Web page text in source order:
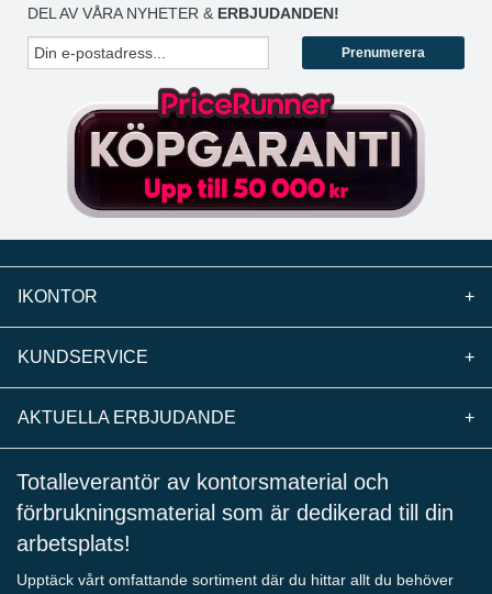
DEL AV VÅRA NYHETER & ERBJUDANDEN!
Prenumerera
IKONTOR +
KUNDSERVICE +
AKTUELLA ERBJUDANDE +
Totalleverantör av kontorsmaterial och
förbrukningsmaterial som är dedikerad till din
arbetsplats!
Upptäck vårt omfattande sortiment där du hittar allt du behöver